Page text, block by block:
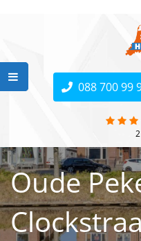
088 700 99
Oude